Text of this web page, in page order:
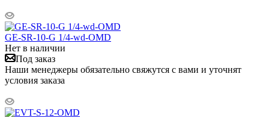
GE-SR-10-G 1/4-wd-OMD
Нет в наличии
Под заказ
Наши менеджеры обязательно свяжутся с вами и уточнят
условия заказа